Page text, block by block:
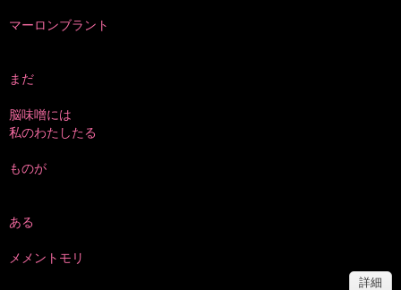
マーロンブラント
まだ
脳味噌には
私のわたしたる
ものが
ある
メメントモリ
詳細